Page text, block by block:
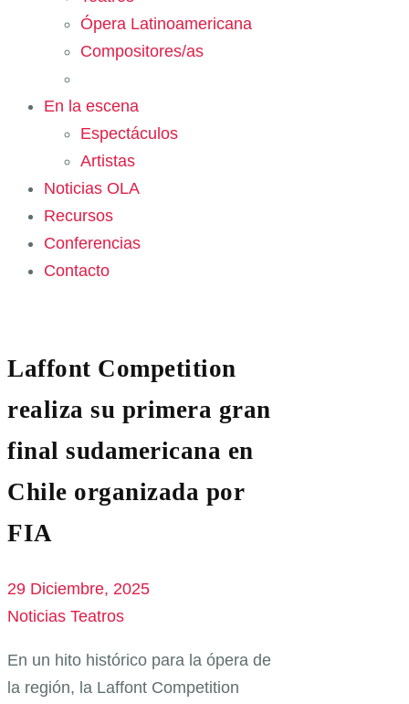
Ópera Latinoamericana
Compositores/as
En la escena
Espectáculos
Artistas
Noticias OLA
Recursos
Conferencias
Contacto
Laffont Competition
realiza su primera gran
final sudamericana en
Chile organizada por
FIA
29 Diciembre, 2025
Noticias Teatros
En un hito histórico para la ópera de
la región, la Laffont Competition